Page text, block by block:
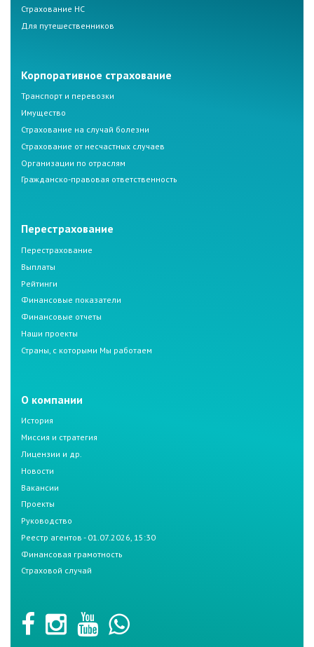
Страхование НС
Для путешественников
Корпоративное страхование
Транспорт и перевозки
Имущество
Страхование на случай болезни
Страхование от несчастных случаев
Организации по отраслям
Гражданско-правовая ответственность
Перестрахование
Перестрахование
Выплаты
Рейтинги
Финансовые показатели
Финансовые отчеты
Наши проекты
Страны, с которыми Мы работаем
О компании
История
Миссия и стратегия
Лицензии и др.
Новости
Вакансии
Проекты
Руководство
Реестр агентов - 01.07.2026, 15:30
Финансовая грамотность
Страховой случай